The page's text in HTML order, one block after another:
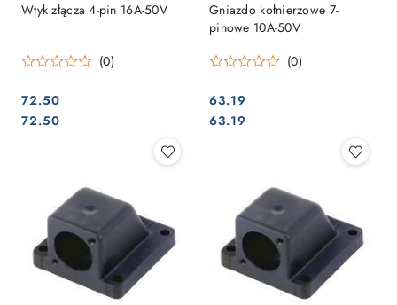
Wtyk złącza 4-pin 16A-50V
(0)
Cena:
72.50
Cena:
72.50
Gniazdo kołnierzowe 7-
pinowe 10A-50V
(0)
Cena:
63.19
Cena:
63.19